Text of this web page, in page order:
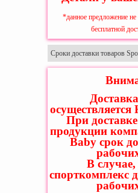
*данное предложение
бесплатной
Сроки доставки товаров
При
продукции
Baby срок
В случае,
спорткомплекс